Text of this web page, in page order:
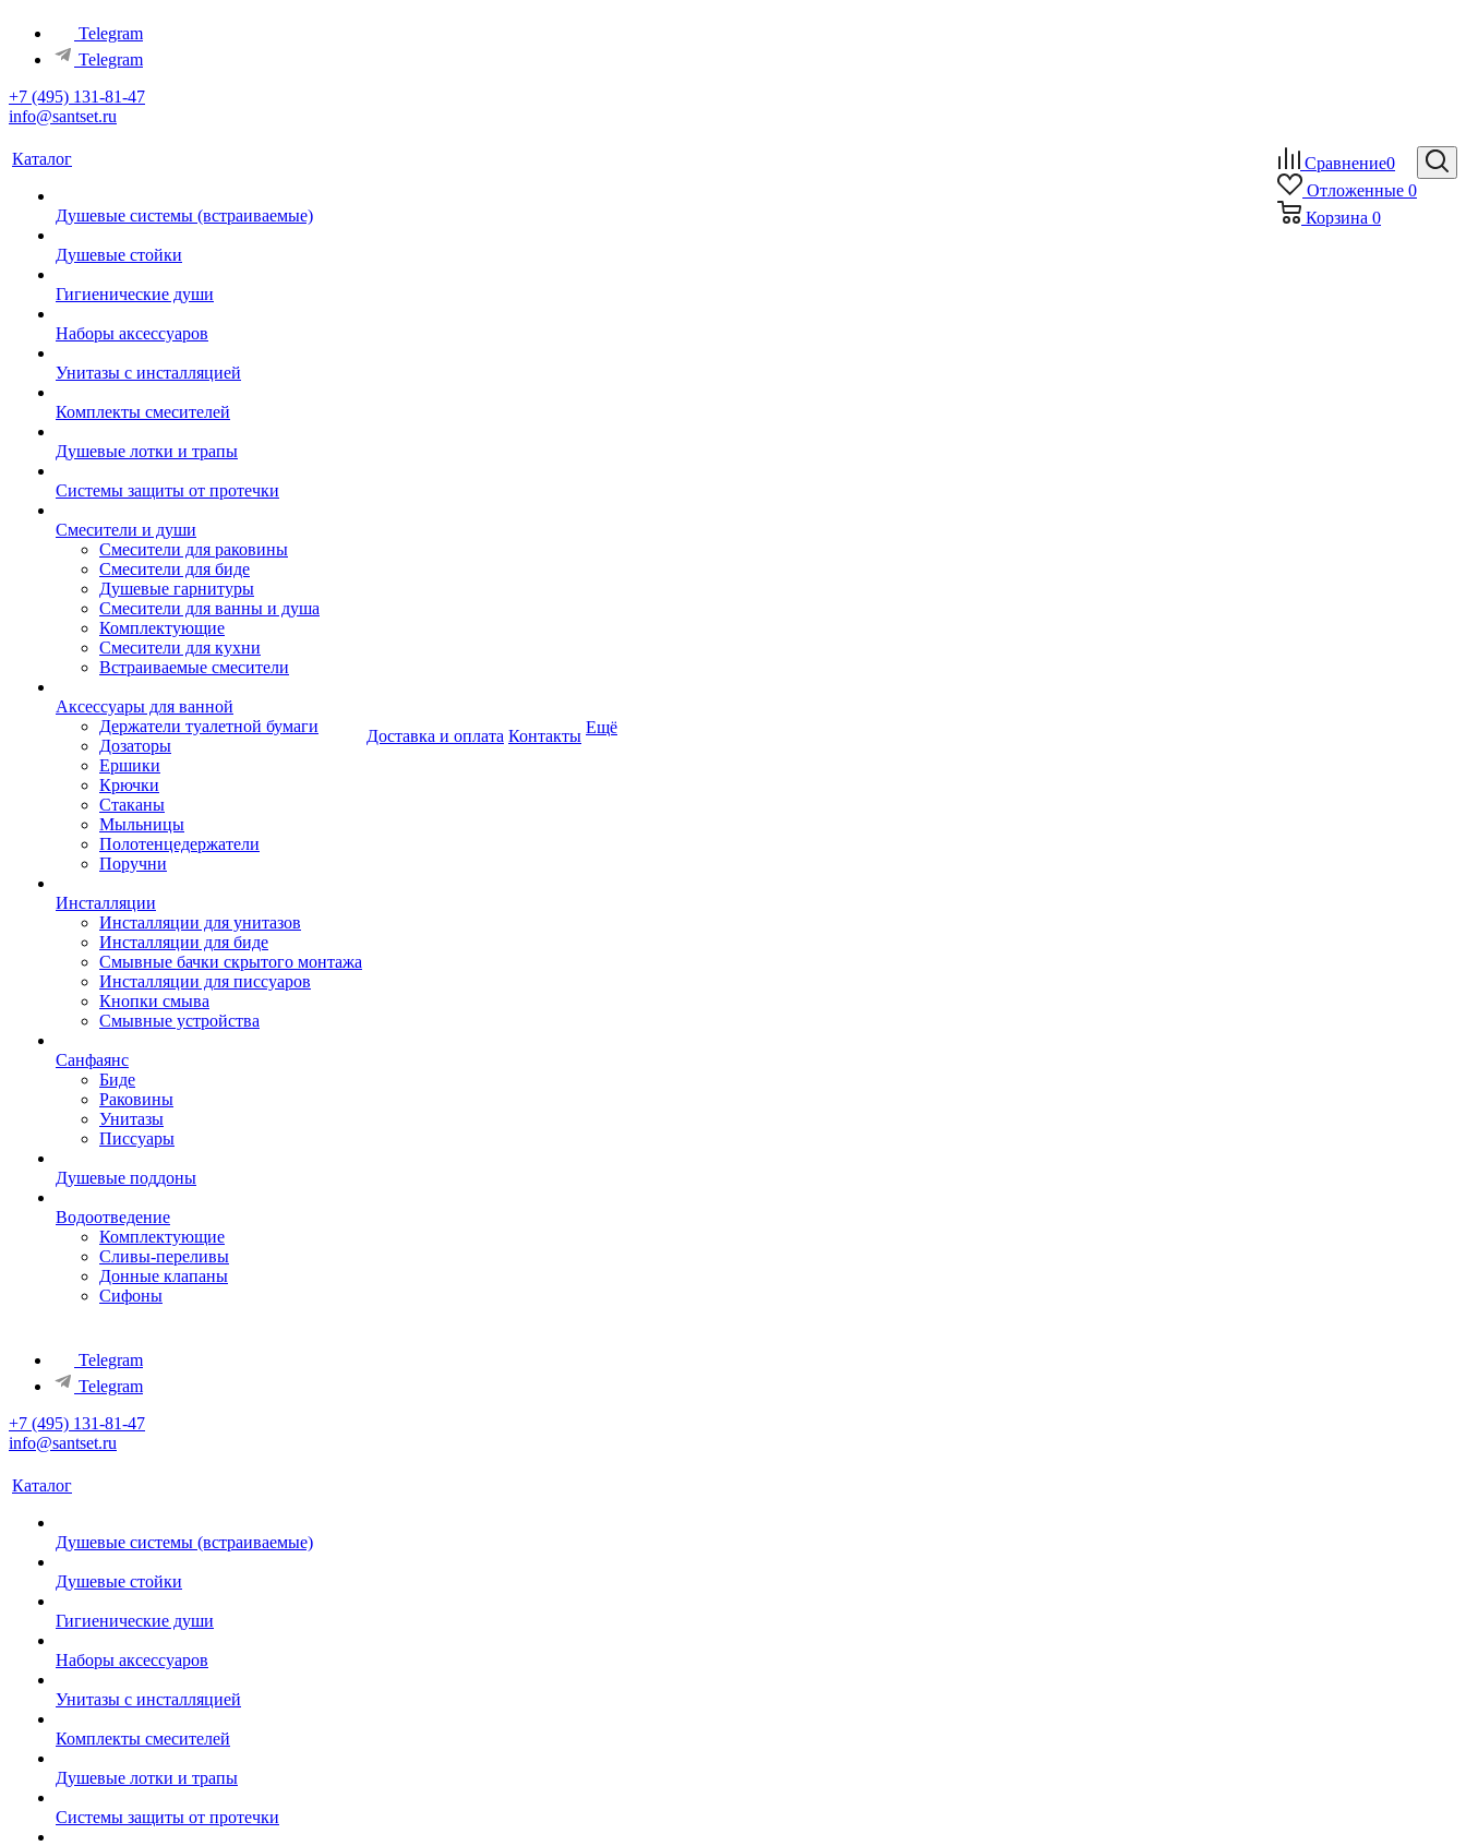
Telegram
Telegram
+7 (495) 131-81-47
info@santset.ru
Сравнение0
Отложенные 0
Корзина 0
Каталог
Душевые системы (встраиваемые)
Душевые стойки
Гигиенические души
Наборы аксессуаров
Унитазы с инсталляцией
Комплекты смесителей
Душевые лотки и трапы
Системы защиты от протечки
Смесители и души
Cмесители для раковины
Смесители для биде
Душевые гарнитуры
Смесители для ванны и душа
Комплектующие
Смесители для кухни
Встраиваемые смесители
Аксессуары для ванной
Держатели туалетной бумаги
Дозаторы
Ершики
Крючки
Стаканы
Мыльницы
Полотенцедержатели
Поручни
Инсталляции
Инсталляции для унитазов
Инсталляции для биде
Смывные бачки скрытого монтажа
Инсталляции для писсуаров
Кнопки смыва
Смывные устройства
Санфаянс
Биде
Раковины
Унитазы
Писсуары
Душевые поддоны
Водоотведение
Комплектующие
Сливы-переливы
Донные клапаны
Сифоны
Доставка и оплата Контакты Ещё
Telegram
Telegram
+7 (495) 131-81-47
info@santset.ru
Каталог
Душевые системы (встраиваемые)
Душевые стойки
Гигиенические души
Наборы аксессуаров
Унитазы с инсталляцией
Комплекты смесителей
Душевые лотки и трапы
Системы защиты от протечки